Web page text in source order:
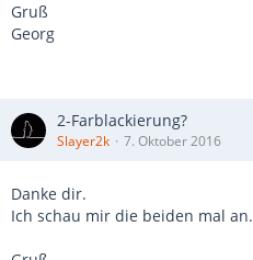
Gruß
Georg
2-Farblackierung?
Slayer2k 7. Oktober 2016
Danke dir.
Ich schau mir die beiden mal an.